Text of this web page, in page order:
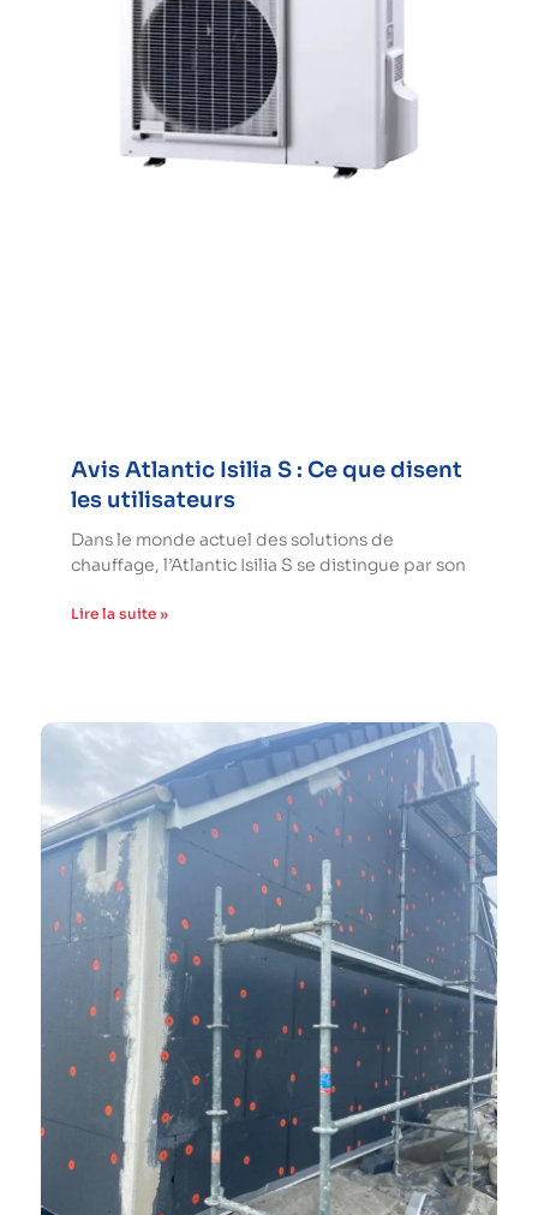
Avis Atlantic Isilia S : Ce que disent
les utilisateurs
Dans le monde actuel des solutions de
chauffage, l’Atlantic Isilia S se distingue par son
Lire la suite »